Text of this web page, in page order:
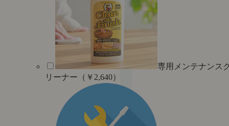
専用メンテナンス
リーナー（￥2,640）